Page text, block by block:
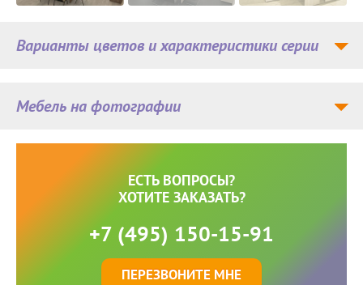
Мебель на фотографии
Варианты цветов и характеристики серии
ЕСТЬ ВОПРОСЫ?
ХОТИТЕ ЗАКАЗАТЬ?
+7 (495) 150-15-91
ПЕРЕЗВОНИТЕ МНЕ